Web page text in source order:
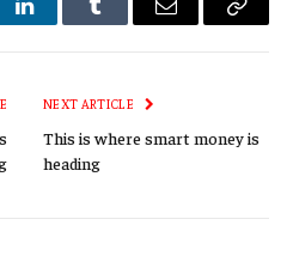
LinkedInTumblr Email
Copy
NEXT ARTICLE
This is where smart money is
heading